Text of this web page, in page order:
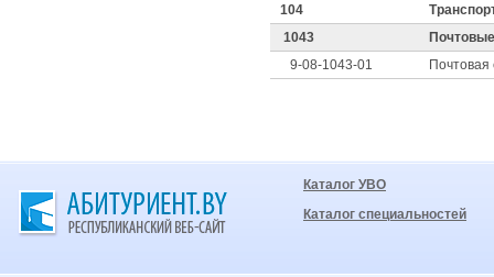
104
1043
9-08-1043-01
Почтовая
Каталог УВО
Каталог специальностей